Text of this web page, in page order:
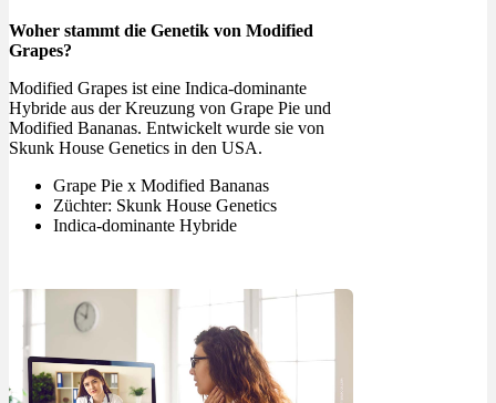
Woher stammt die Genetik von Modified
Grapes?
Modified Grapes ist eine Indica-dominante
Hybride aus der Kreuzung von Grape Pie und
Modified Bananas. Entwickelt wurde sie von
Skunk House Genetics in den USA.
Grape Pie x Modified Bananas
Züchter: Skunk House Genetics
Indica-dominante Hybride